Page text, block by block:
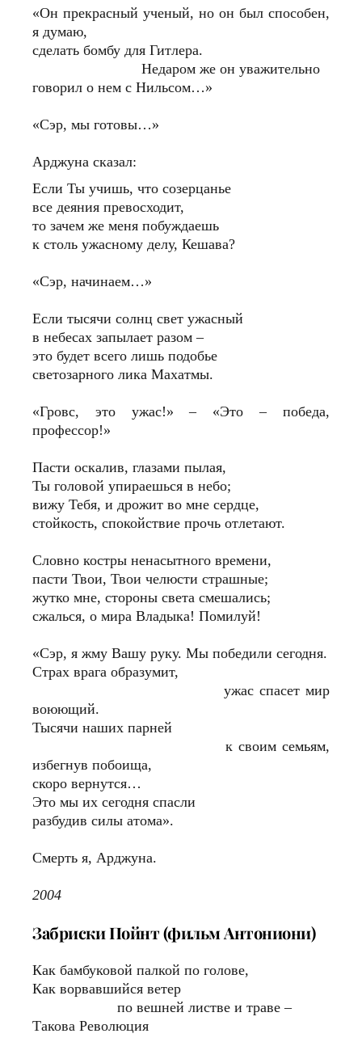
«Он прекрасный ученый, но он был способен,
я думаю,
сделать бомбу для Гитлера.
Недаром же он уважительно
говорил о нем с Нильсом…»
«Сэр, мы готовы…»
Арджуна сказал:
Если Ты учишь, что созерцанье
все деяния превосходит,
то зачем же меня побуждаешь
к столь ужасному делу, Кешава?
«Сэр, начинаем…»
Если тысячи солнц свет ужасный
в небесах запылает разом –
это будет всего лишь подобье
светозарного лика Махатмы.
«Гровс, это ужас!» – «Это – победа,
профессор!»
Пасти оскалив, глазами пылая,
Ты головой упираешься в небо;
вижу Тебя, и дрожит во мне сердце,
стойкость, спокойствие прочь отлетают.
Словно костры ненасытного времени,
пасти Твои, Твои челюсти страшные;
жутко мне, стороны света смешались;
сжалься, о мира Владыка! Помилуй!
«Сэр, я жму Вашу руку. Мы победили сегодня.
Страх врага образумит,
ужас спасет мир
воюющий.
Тысячи наших парней
к своим семьям,
избегнув побоища,
скоро вернутся…
Это мы их сегодня спасли
разбудив силы атома».
Смерть я, Арджуна.
2004
Забриски Пойнт(фильм Антониони)
Как бамбуковой палкой по голове,
Как ворвавшийся ветер
по вешней листве и траве –
Такова Революция